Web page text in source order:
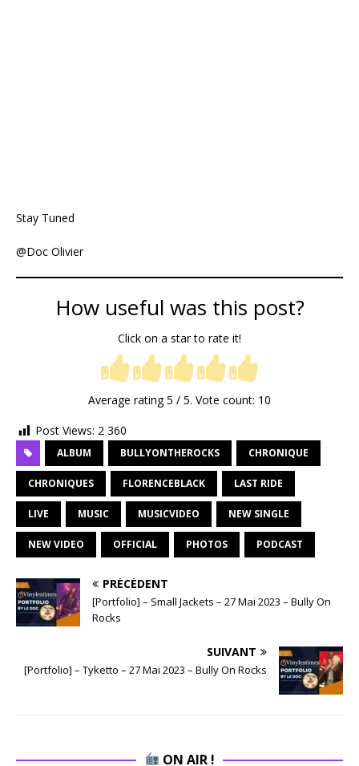
Stay Tuned
@Doc Olivier
How useful was this post?
Click on a star to rate it!
Average rating5 / 5. Vote count: 10
Post Views: 2 360
ALBUM BULLYONTHEROCKS CHRONIQUE
CHRONIQUES FLORENCEBLACK LAST RIDE
LIVE MUSIC MUSICVIDEO NEW SINGLE
NEW VIDEO OFFICIAL PHOTOS PODCAST
PRÉCÉDENT
[Portfolio] – Small Jackets – 27 Mai 2023 – Bully On
Rocks
SUIVANT
[Portfolio] – Tyketto – 27 Mai 2023 – Bully On Rocks
ON AIR !